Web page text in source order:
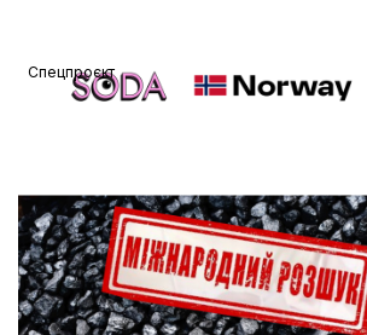
Спецпроєкт